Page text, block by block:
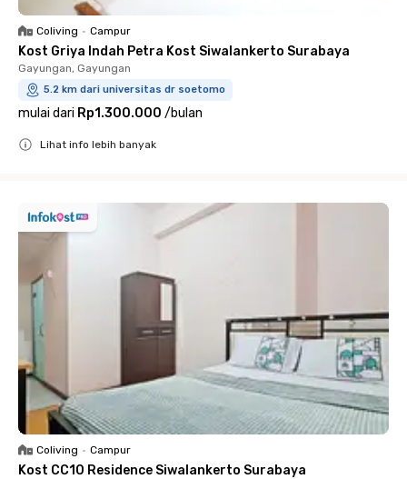
Coliving • Campur
Kost Griya Indah Petra Kost Siwalankerto Surabaya
Gayungan, Gayungan
5.2 km dari universitas dr soetomo
mulai dari Rp1.300.000 /bulan
Lihat info lebih banyak
Coliving • Campur
Kost CC10 Residence Siwalankerto Surabaya